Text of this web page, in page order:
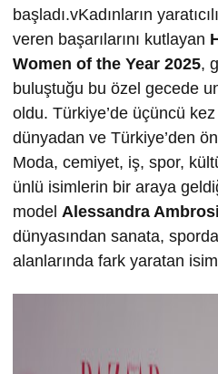
başladı.vKadınların
veren başarılarını kutlayan
Women of the Year 2025,
buluştuğu bu özel gecede
oldu. Türkiye’de üçüncü
dünyadan ve Türkiye’den
Moda, cemiyet, iş, spor,
ünlü isimlerin bir araya
model Alessandra
dünyasından sanata,
alanlarında fark yaratan